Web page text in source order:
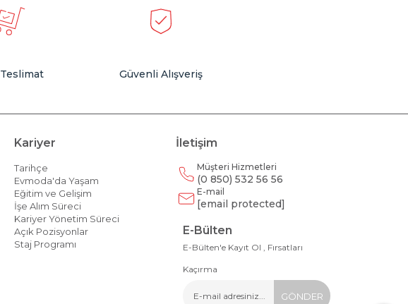
Teslimat Güvenli Alışveriş
Kariyer
Tarihçe
Evmoda'da Yaşam
Eğitim ve Gelişim
İşe Alım Süreci
Kariyer Yönetim Süreci
Açık Pozisyonlar
Staj Programı
İletişim
Müşteri Hizmetleri
(0 850) 532 56 56
E-mail
[email protected]
E-Bülten
E-Bülten'e Kayıt Ol , Fırsatları
Kaçırma
GÖNDER